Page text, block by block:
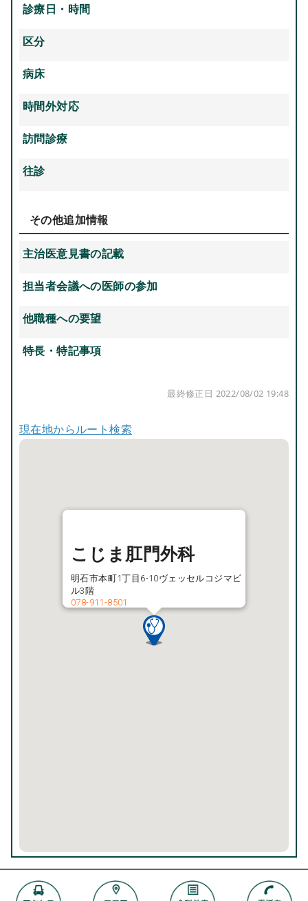
診療日・時間
区分
病床
時間外対応
訪問診療
往診
その他追加情報
主治医意見書の記載
担当者会議への医師の参加
他職種への要望
特長・特記事項
最終修正日 2022/08/02 19:48
現在地からルート検索
こじま肛門外科
明石市本町1丁目6-10ヴェッセルコジマビ
ル3階
078-911-8501